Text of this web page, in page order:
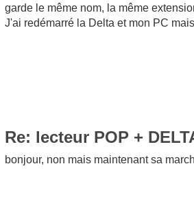
garde le même nom, la même
J'ai redémarré la Delta et mon PC
Re: lecteur POP +
bonjour, non mais maintenant sa